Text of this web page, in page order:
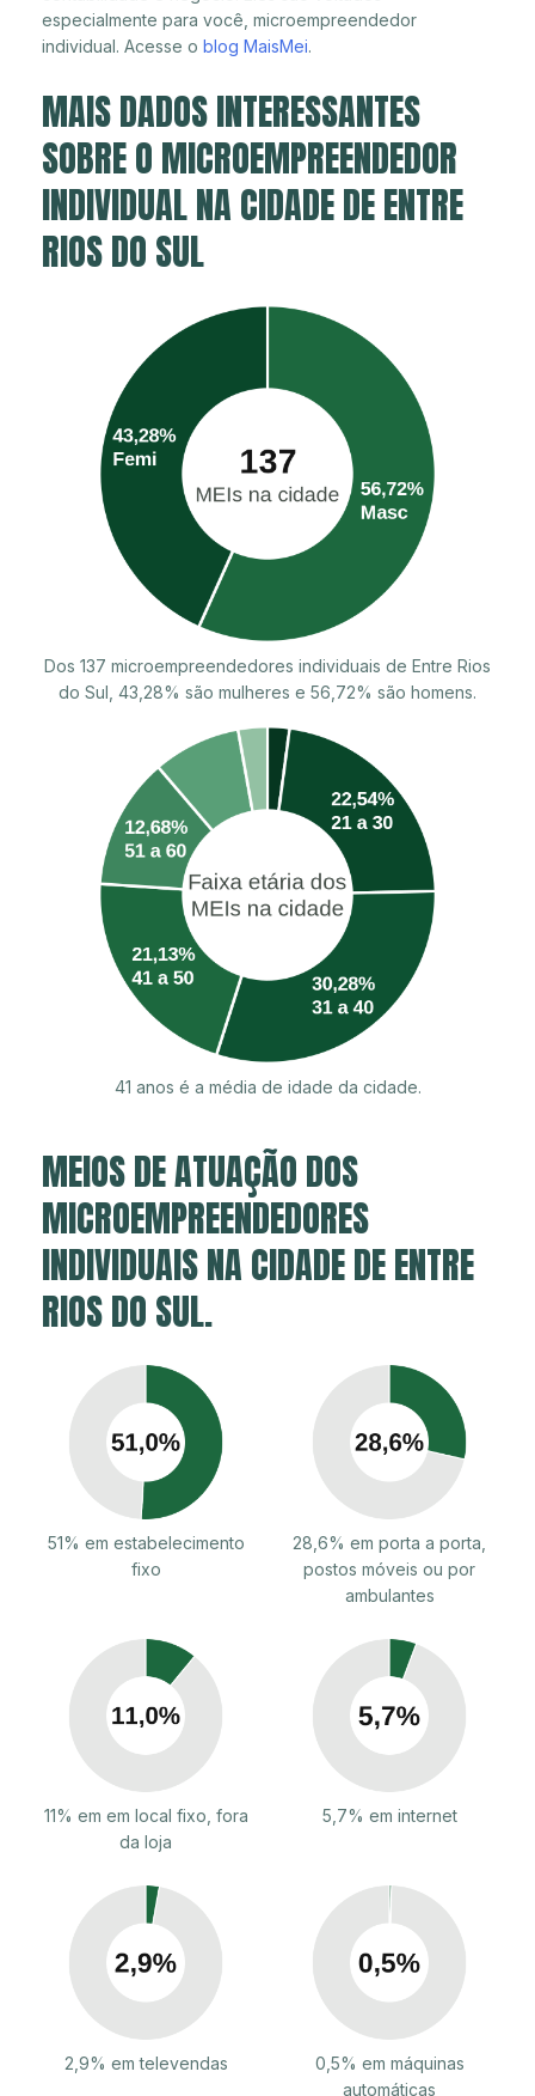
especialmente para você, microempreendedor
individual. Acesse o blog MaisMei.
MAIS DADOS INTERESSANTES
SOBRE O MICROEMPREENDEDOR
INDIVIDUAL NA CIDADE DE ENTRE
RIOS DO SUL
Dos 137 microempreendedores individuais de Entre Rios
do Sul, 43,28% são mulheres e 56,72% são homens.
41 anos é a média de idade da cidade.
MEIOS DE ATUAÇÃO DOS
MICROEMPREENDEDORES
INDIVIDUAIS NA CIDADE DE ENTRE
RIOS DO SUL.
51% em estabelecimento
fixo
28,6% em porta a porta,
postos móveis ou por
ambulantes
11% em em local fixo, fora
da loja
5,7% em internet
2,9% em televendas
0,5% em máquinas
automáticas